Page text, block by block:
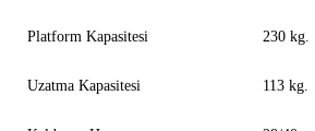
Platform Kapasitesi 230 kg.
Uzatma Kapasitesi 113 kg.